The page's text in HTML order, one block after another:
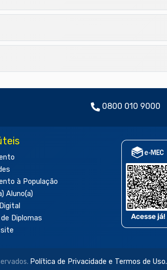
0800 010 9000
à População
Aluno(a)
Diplomas
site
Política de Privacidade e Termos de Uso.